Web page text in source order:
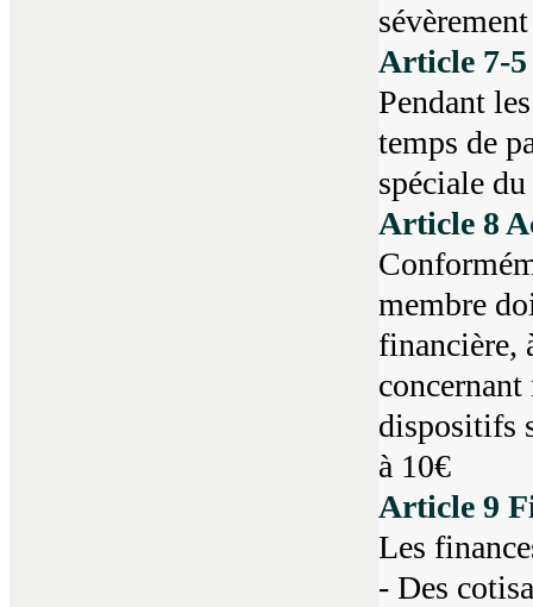
Article 7-
Pendant
temps de
spéciale
Article 8
membre
financière,
dispositifs
à 10€
Article 9
Les
- Des